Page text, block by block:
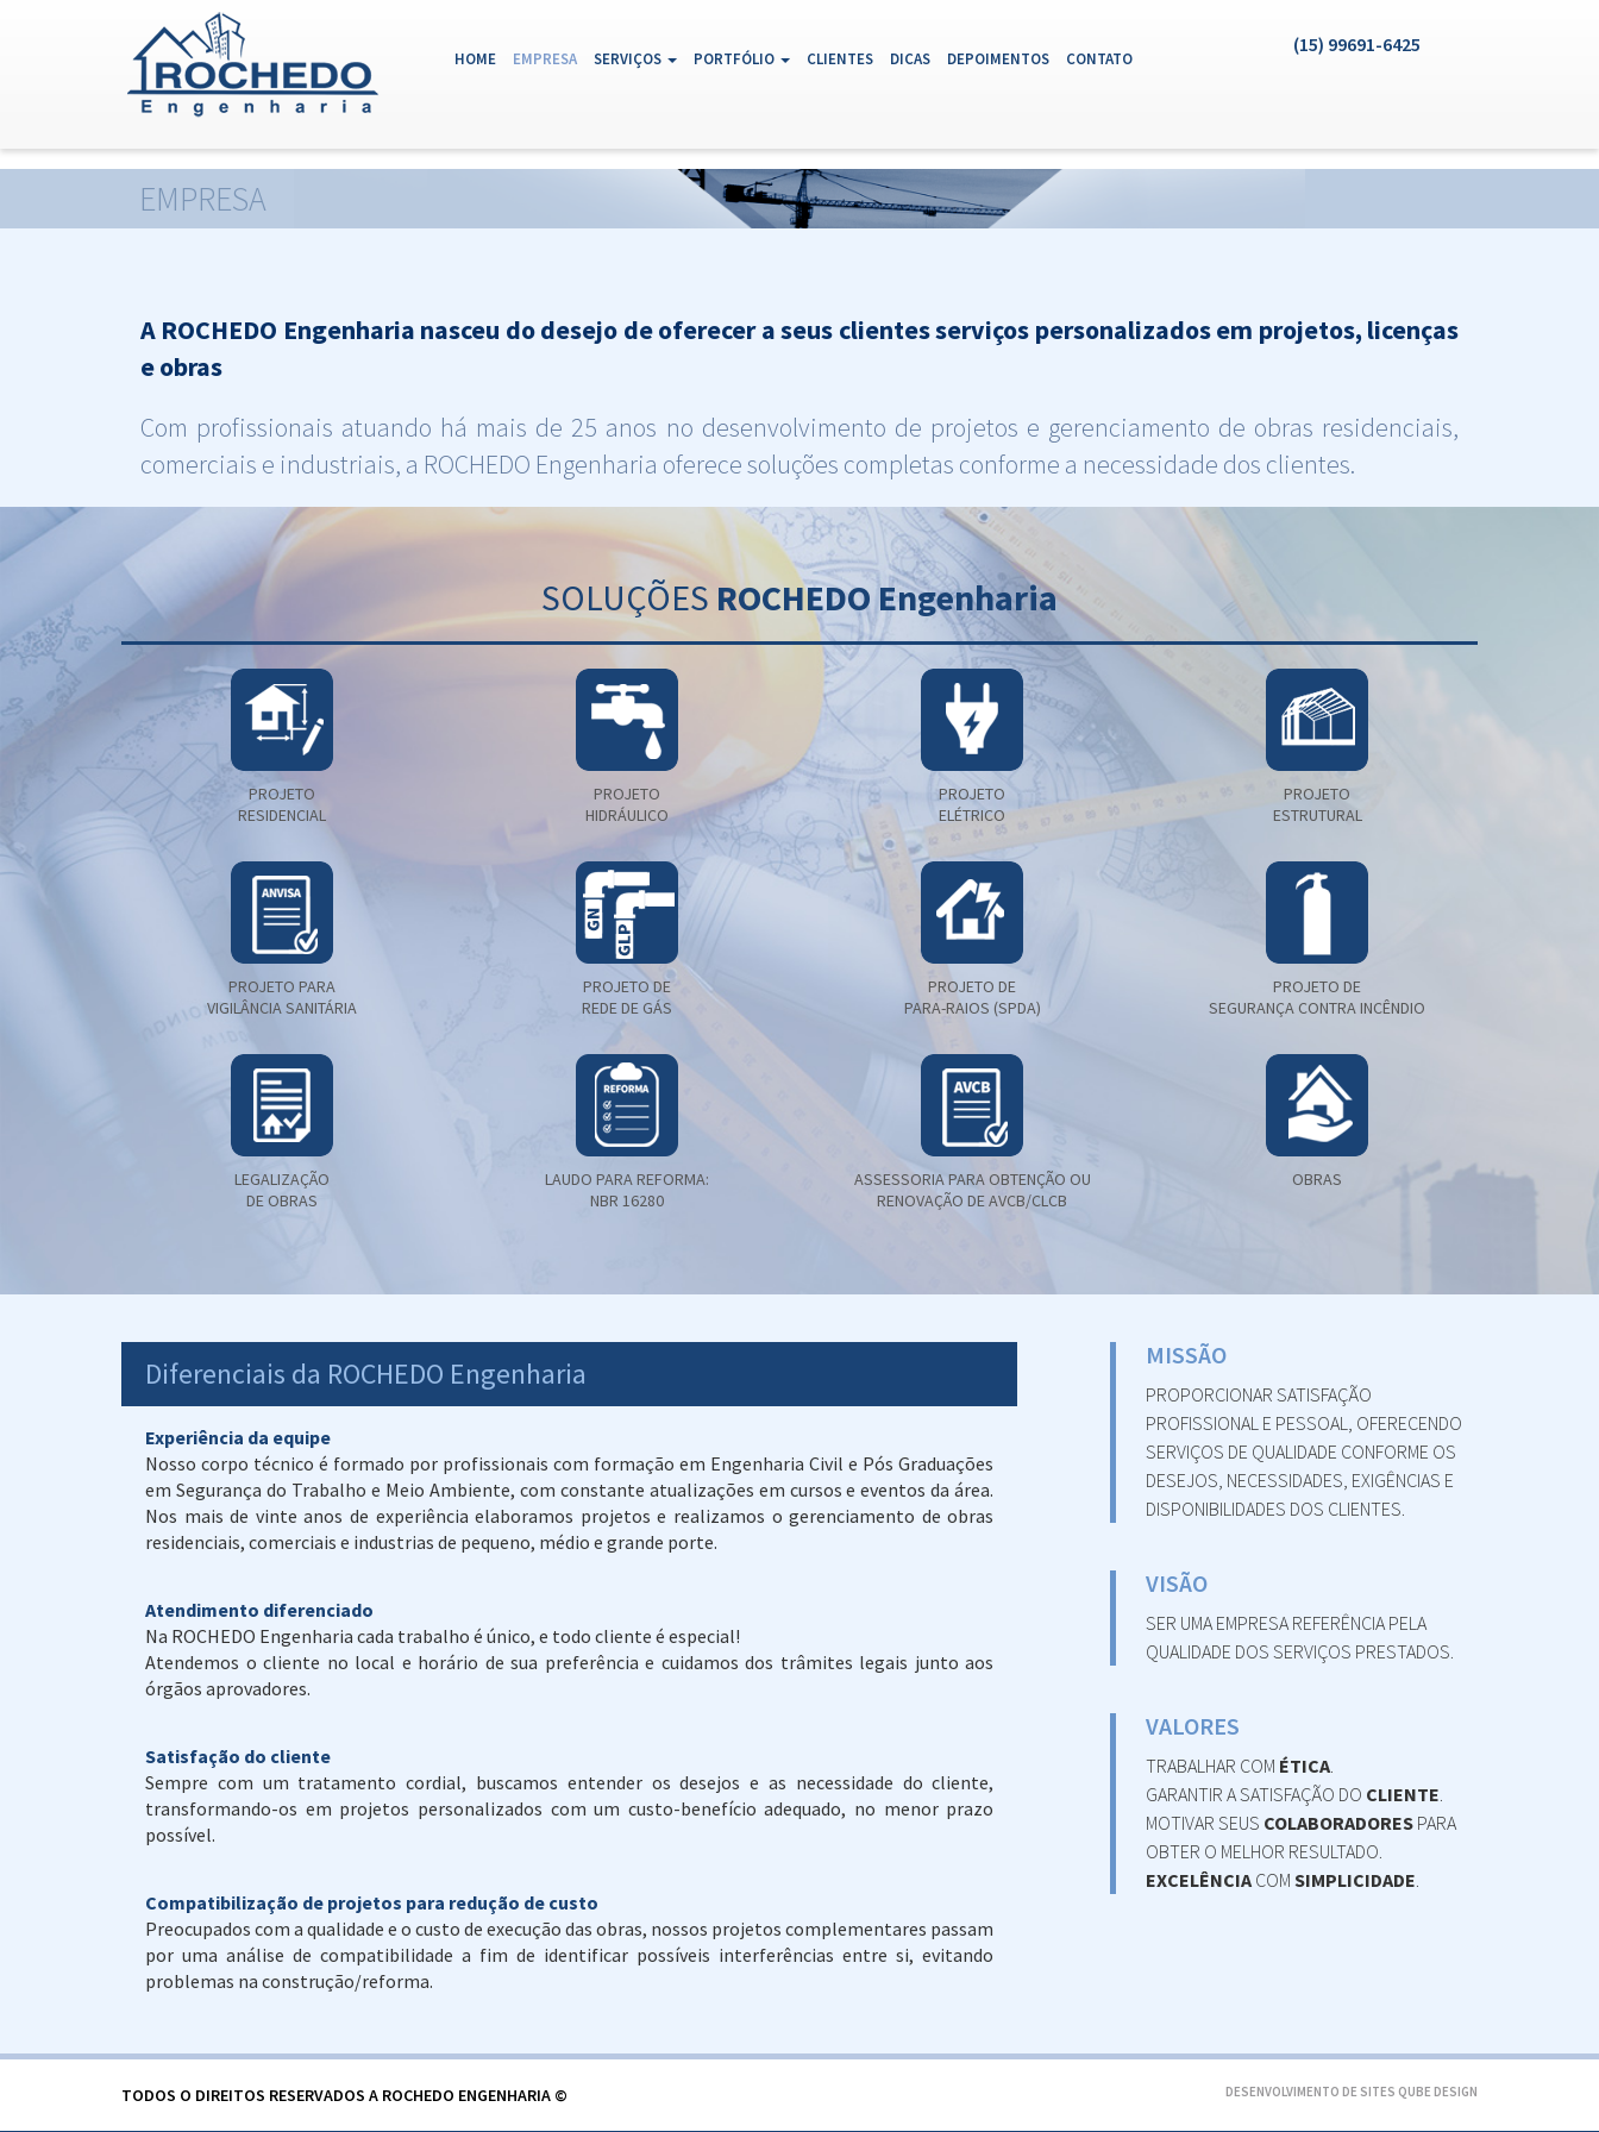
HOME(ATUAL)
EMPRESA SERVIÇOS PORTFÓLIO CLIENTES DICAS DEPOIMENTOS CONTATO
(15) 99691-6425
EMPRESA
A ROCHEDO Engenharia nasceu do desejo de oferecer a seus clientes serviços personalizados em projetos, licenças
e obras
Com profissionais atuando há mais de 25 anos no desenvolvimento de projetos e gerenciamento de obras residenciais,
comerciais e industriais, a ROCHEDO Engenharia oferece soluções completas conforme a necessidade dos clientes.
SOLUÇÕES ROCHEDO Engenharia
PROJETO
RESIDENCIAL
PROJETO
HIDRÁULICO
PROJETO
ELÉTRICO
PROJETO
ESTRUTURAL
PROJETO PARA
VIGILÂNCIA SANITÁRIA
PROJETO DE
REDE DE GÁS
PROJETO DE
PARA-RAIOS (SPDA)
PROJETO DE
SEGURANÇA CONTRA INCÊNDIO
LEGALIZAÇÃO
DE OBRAS
LAUDO PARA REFORMA:
NBR 16280
ASSESSORIA PARA OBTENÇÃO OU
RENOVAÇÃO DE AVCB/CLCB
OBRAS
Diferenciais da ROCHEDO Engenharia
Experiência da equipe
Nosso corpo técnico é formado por profissionais com formação em Engenharia Civil e Pós Graduações
em Segurança do Trabalho e Meio Ambiente, com constante atualizações em cursos e eventos da área.
Nos mais de vinte anos de experiência elaboramos projetos e realizamos o gerenciamento de obras
residenciais, comerciais e industrias de pequeno, médio e grande porte.
Atendimento diferenciado
Na ROCHEDO Engenharia cada trabalho é único, e todo cliente é especial!
Atendemos o cliente no local e horário de sua preferência e cuidamos dos trâmites legais junto aos
órgãos aprovadores.
Satisfação do cliente
Sempre com um tratamento cordial, buscamos entender os desejos e as necessidade do cliente,
transformando-os em projetos personalizados com um custo-benefício adequado, no menor prazo
possível.
Compatibilização de projetos para redução de custo
Preocupados com a qualidade e o custo de execução das obras, nossos projetos complementares passam
por uma análise de compatibilidade a fim de identificar possíveis interferências entre si, evitando
problemas na construção/reforma.
MISSÃO
PROPORCIONAR SATISFAÇÃO
PROFISSIONAL E PESSOAL, OFERECENDO
SERVIÇOS DE QUALIDADE CONFORME OS
DESEJOS, NECESSIDADES, EXIGÊNCIAS E
DISPONIBILIDADES DOS CLIENTES.
VISÃO
SER UMA EMPRESA REFERÊNCIA PELA
QUALIDADE DOS SERVIÇOS PRESTADOS.
VALORES
TRABALHAR COM ÉTICA.
GARANTIR A SATISFAÇÃO DO CLIENTE.
MOTIVAR SEUS COLABORADORES PARA
OBTER O MELHOR RESULTADO.
EXCELÊNCIA COMSIMPLICIDADE.
TODOS O DIREITOS RESERVADOS A ROCHEDO ENGENHARIA © DESENVOLVIMENTO DE SITES QUBE DESIGN